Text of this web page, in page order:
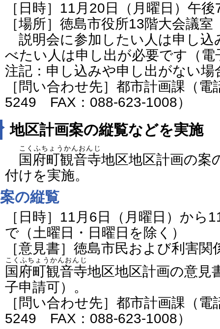
［日時］11月20日（月曜日）午
［場所］徳島市役所13階大会議室
説明会に参加したい人は申し込
べたい人は申し出が必要です（電
注記：申し込みや申し出がない場
［問い合わせ先］都市計画課（
5249 FAX：088-623-1008）
地区計画案の縦覧などを実施
国府町観音寺
こくふちょうかんおんじ
地区地区計画の案
付けを実施。
案の縦覧
［日時］11月6日（月曜日）から
で（土曜日・日曜日を除く）
［意見書］徳島市民および利害
国府町観音寺
こくふちょうかんおんじ
地区地区計画の意見
子申請可）。
［問い合わせ先］都市計画課（
5249 FAX：088-623-1008）